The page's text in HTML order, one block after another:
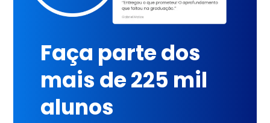
Faça parte dos
mais de 225 mil
alunos